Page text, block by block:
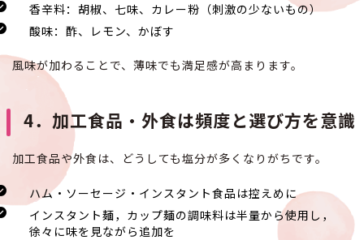
香辛料：胡椒、七味、カレー粉（刺激の少ないもの）
酸味：酢、レモン、かぼす
風味が加わることで、薄味でも満足感が高まります。
4．加工食品・外食は頻度と選び方を意識
加工食品や外食は、どうしても塩分が多くなりがちです。
ハム・ソーセージ・インスタント食品は控えめに
インスタント麺，カップ麺の調味料は半量から使用し，
徐々に味を見ながら追加を